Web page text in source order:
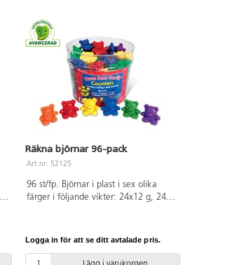
Räkna björnar 96-pack
Art.nr: 52125
96 st/fp. Björnar i plast i sex olika
färger i följande vikter: 24x12 g, 24x8
Logga in för att se ditt avtalade pris.